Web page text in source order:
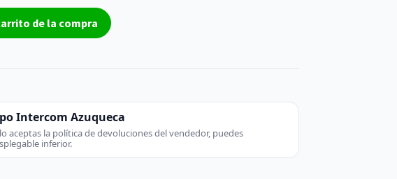
de la compra
Intercom Azuqueca
aceptas la política de devoluciones del vendedor, puedes
inferior.